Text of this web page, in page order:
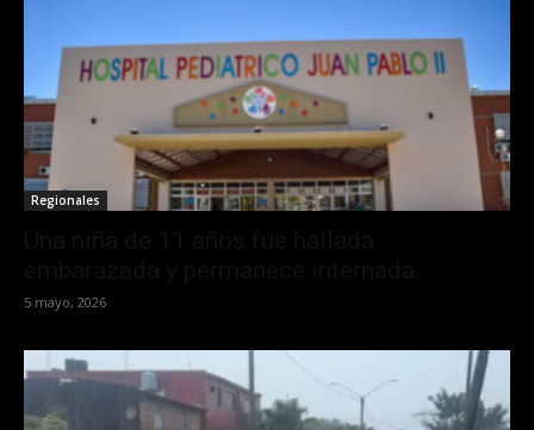
Regionales
5 mayo, 2026